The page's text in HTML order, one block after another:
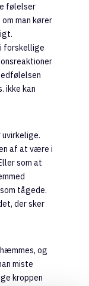
følelser
man kører
forskellige
ikke kan
af at være i
som at
tågede.
der sker
og
miste
kroppen